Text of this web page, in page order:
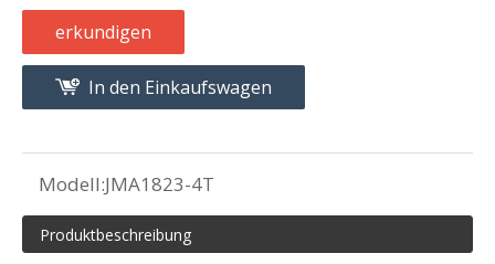
erkundigen
In den Einkaufswagen
Modell:JMA1823-4T
Produktbeschreibung